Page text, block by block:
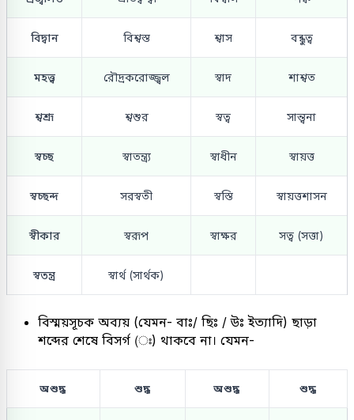
বিদ্বান বিশ্বস্ত শ্বাস বন্ধুত্ব
মহত্ত্ব রৌদ্রকরোজ্জ্বল স্বাদ শাশ্বত
শ্বশ্রূ শ্বশুর স্বত্ব সান্ত্বনা
স্বচ্ছ স্বাতন্ত্র্য স্বাধীন স্বায়ত্ত
স্বচ্ছন্দ সরস্বতী স্বস্তি স্বায়ত্তশাসন
স্বীকার স্বরূপ স্বাক্ষর সত্ব (সত্তা)
স্বতন্ত্র স্বার্থ (সার্থক)
বিস্ময়সূচক অব্যয় (যেমন- বাঃ/ ছিঃ / উঃ ইত্যাদি) ছাড়া
শব্দের শেষে বিসর্গ (ঃ) থাকবে না। যেমন-
অশুদ্ধ শুদ্ধ অশুদ্ধ শুদ্ধ